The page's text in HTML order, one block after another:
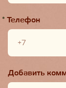
* Телефон
Добавить